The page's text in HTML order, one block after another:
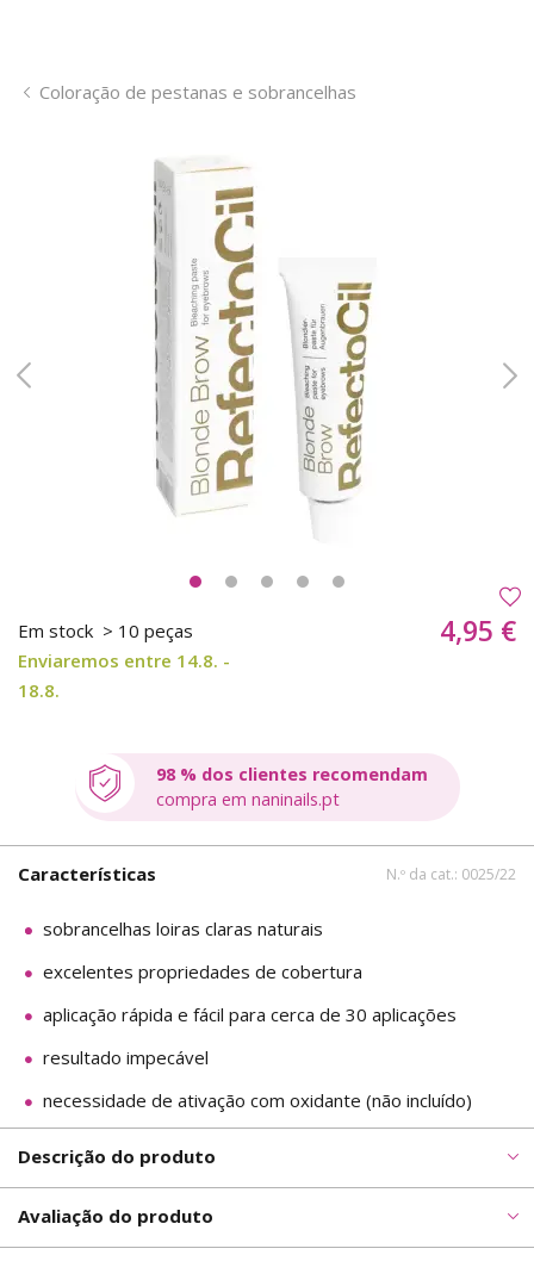
Coloração de pestanas e sobrancelhas
Em stock > 10 peças
Enviaremos entre 14.8. -
18.8.
4,95 €
98 % dos clientes recomendam
compra em naninails.pt
Características N.º da cat.: 0025/22
sobrancelhas loiras claras naturais
excelentes propriedades de cobertura
aplicação rápida e fácil para cerca de 30 aplicações
resultado impecável
necessidade de ativação com oxidante (não incluído)
Descrição do produto
Avaliação do produto